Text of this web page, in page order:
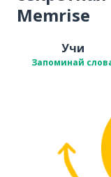
Memrise
Учи
Запоминай